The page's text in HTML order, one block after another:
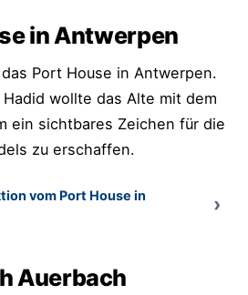
in Antwerpen
Port House in Antwerpen.
wollte das Alte mit dem
ein sichtbares Zeichen für die
zu erschaffen.
vom Port House in
Auerbach